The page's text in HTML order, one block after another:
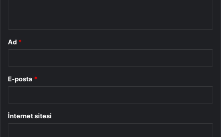
Ad *
E-posta *
İnternet sitesi